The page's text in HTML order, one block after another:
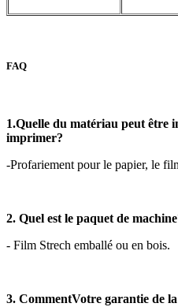
FAQ
1.Quelle du matériau peut être
imprimer?
-Profariement pour le papier, le
2. Quel est le paquet de
- Film Strech emballé ou en bois.
3. CommentVotre garantie de